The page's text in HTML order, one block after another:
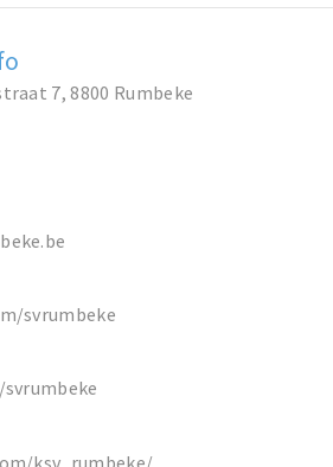
7, 8800 Rumbeke
svrumbeke
ksv_rumbeke/